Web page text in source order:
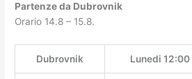
Partenze da Dubrovnik
Orario 14.8 – 15.8.
Dubrovnik Lunedi 12:00